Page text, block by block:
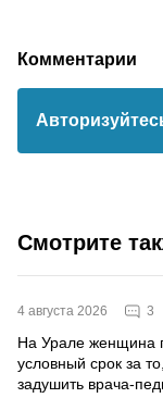
Комментарии
Смотрите
4 августа 2026 3
На Урале женщина
условный срок за
задушить врача-